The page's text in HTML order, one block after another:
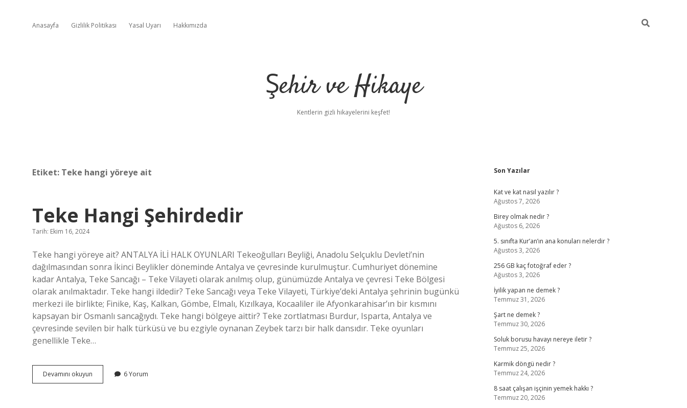
Anasayfa Gizlilik Politikası Yasal Uyarı Hakkımızda
Şehir ve Hikaye
Kentlerin gizli hikayelerini keşfet!
Etiket: Teke hangi yöreye ait
Teke Hangi Şehirdedir
Tarih: Ekim 16, 2024
Teke hangi yöreye ait? ANTALYA İLİ HALK OYUNLARI Tekeoğulları Beyliği, Anadolu Selçuklu Devleti’nin
dağılmasından sonra İkinci Beylikler döneminde Antalya ve çevresinde kurulmuştur. Cumhuriyet dönemine
kadar Antalya, Teke Sancağı – Teke Vilayeti olarak anılmış olup, günümüzde Antalya ve çevresi Teke Bölgesi
olarak anılmaktadır. Teke hangi ildedir? Teke Sancağı veya Teke Vilayeti, Türkiye’deki Antalya şehrinin bugünkü
merkezi ile birlikte; Finike, Kaş, Kalkan, Gömbe, Elmalı, Kızılkaya, Kocaaliler ile Afyonkarahisar’ın bir kısmını
kapsayan bir Osmanlı sancağıydı. Teke hangi bölgeye aittir? Teke zortlatması Burdur, Isparta, Antalya ve
çevresinde sevilen bir halk türküsü ve bu ezgiyle oynanan Zeybek tarzı bir halk dansıdır. Teke oyunları
genellikle Teke…
Devamını okuyun
Hangi
6 Yorum
Sidebar
Son Yazılar
Kat ve kat nasıl yazılır ?
Ağustos 7, 2026
Birey olmak nedir ?
Ağustos 6, 2026
5. sınıfta Kur’an’ın ana konuları nelerdir ?
Ağustos 3, 2026
256 GB kaç fotoğraf eder ?
Ağustos 3, 2026
İyilik yapan ne demek ?
Temmuz 31, 2026
Şart ne demek ?
Temmuz 30, 2026
Soluk borusu havayı nereye iletir ?
Temmuz 25, 2026
Karmik döngü nedir ?
Temmuz 24, 2026
8 saat çalışan işçinin yemek hakkı ?
Temmuz 20, 2026